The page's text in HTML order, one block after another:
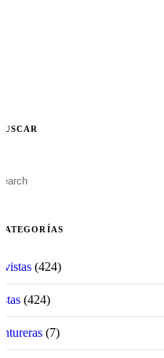
(424)
(424)
(7)